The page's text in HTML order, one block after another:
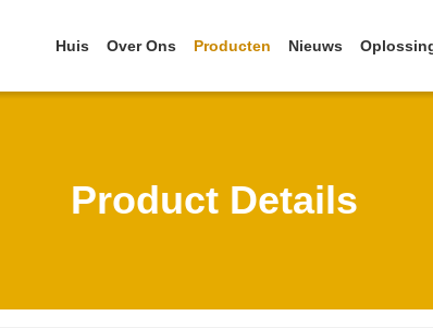
Huis Over Ons Producten Nieuws
Product Details